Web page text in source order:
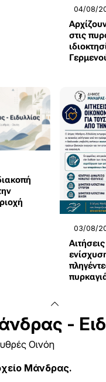
04/08/
στις
03/08/
-
Οινόη
Μάνδρας.